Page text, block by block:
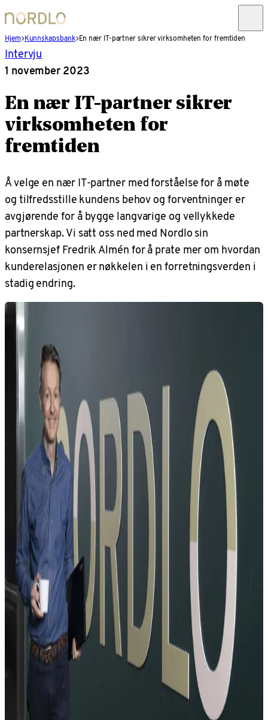
Hjem Kunnskapsbank En nær IT-partner sikrer virksomheten for fremtiden
Intervju
1 november 2023
En nær IT-partner sikrer
virksomheten for
fremtiden
Å velge en nær IT-partner med forståelse for å møte
og tilfredsstille kundens behov og forventninger er
avgjørende for å bygge langvarige og vellykkede
partnerskap. Vi satt oss ned med Nordlo sin
konsernsjef Fredrik Almén for å prate mer om hvordan
kunderelasjonen er nøkkelen i en forretningsverden i
stadig endring.